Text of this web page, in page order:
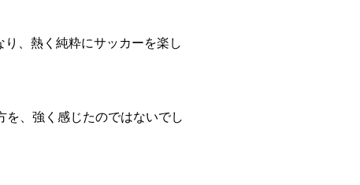
、熱く純粋にサッカーを楽し
、強く感じたのではないでし